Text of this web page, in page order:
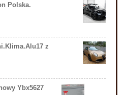
Polska.
z
Ybx5627